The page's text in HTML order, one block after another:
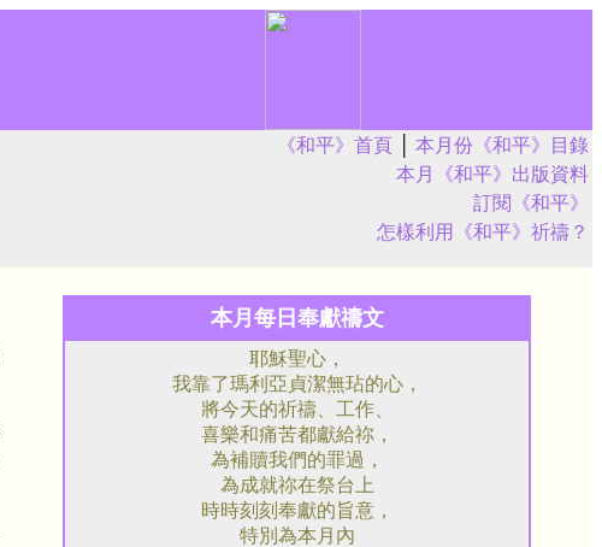
《和平》首頁
本月份《和平》目錄
本月《和平》出版資料
訂閱《和平》
怎樣利用《和平》祈禱？
本月每日奉獻禱文
耶穌聖心，
我靠了瑪利亞貞潔無玷的心，
將今天的祈禱、工作、
喜樂和痛苦都獻給祢，
為補贖我們的罪過，
為成就祢在祭台上
時時刻刻奉獻的旨意，
特別為本月內